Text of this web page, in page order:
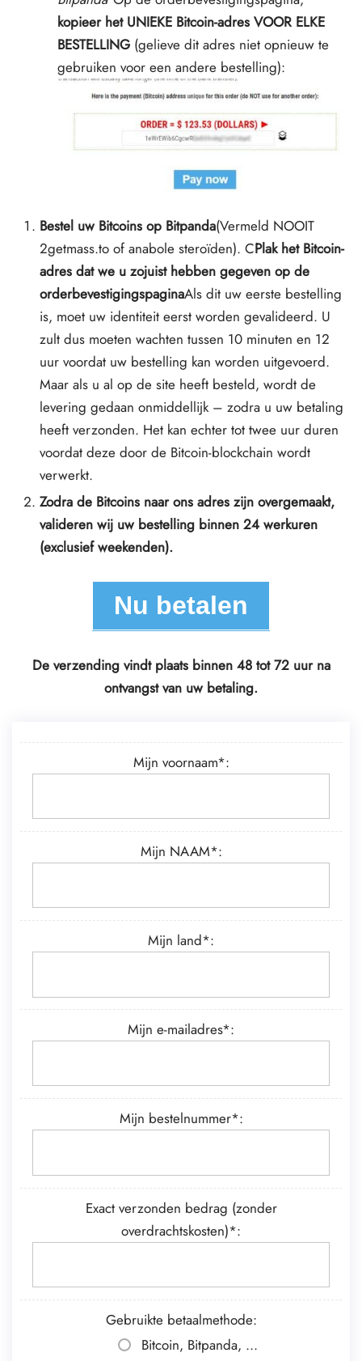
kopieer het UNIEKE Bitcoin-adres VOOR ELKE
BESTELLING (gelieve dit adres niet opnieuw te
gebruiken voor een andere bestelling):
Bestel uw Bitcoins op Bitpanda(Vermeld NOOIT
2getmass.to of anabole steroïden). CPlak het Bitcoin-
adres dat we u zojuist hebben gegeven op de
orderbevestigingspaginaAls dit uw eerste bestelling
is, moet uw identiteit eerst worden gevalideerd. U
zult dus moeten wachten tussen 10 minuten en 12
uurvoordat uw bestelling kan worden uitgevoerd.
Maar als u al op de site heeft besteld, wordt de
levering gedaan onmiddellijk – zodra u uw betaling
heeft verzonden. Het kan echter tot twee uur duren
voordat deze door de Bitcoin-blockchain wordt
verwerkt.
Zodra de Bitcoins naar ons adres zijn overgemaakt,
valideren wij uw bestelling binnen 24 werkuren
(exclusief weekenden).
Nu betalen
De verzending vindt plaats binnen 48 tot 72 uur na
ontvangst van uw betaling.
Mijn voornaam*:
Mijn NAAM*:
Mijn land*:
Mijn e-mailadres*:
Mijn bestelnummer*:
Exact verzonden bedrag (zonder
overdrachtskosten)*:
Gebruikte betaalmethode:
Bitcoin, Bitpanda, ...